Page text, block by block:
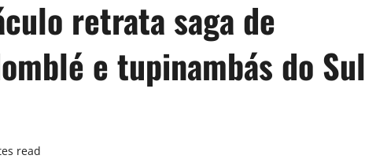
retrata saga de
e tupinambás do Sul
read